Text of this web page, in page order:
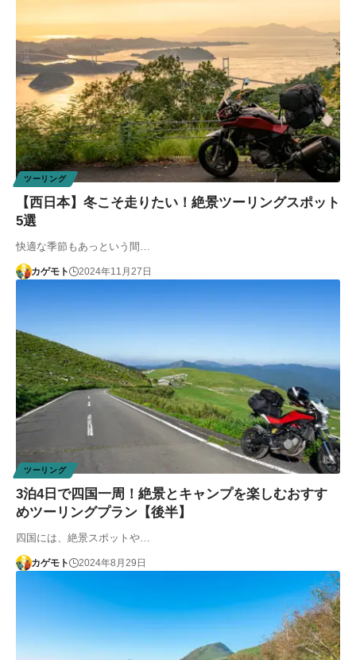
ツーリング
【西日本】冬こそ走りたい！絶景ツーリングスポット
5選
快適な季節もあっという間…
カゲモト 2024年11月27日
ツーリング
3泊4日で四国一周！絶景とキャンプを楽しむおすす
めツーリングプラン【後半】
四国には、絶景スポットや…
カゲモト 2024年8月29日